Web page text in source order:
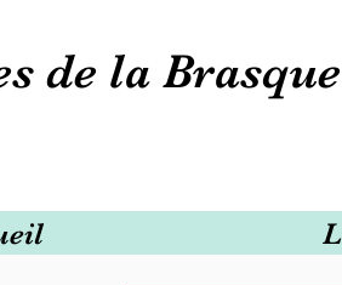
de la Brasque